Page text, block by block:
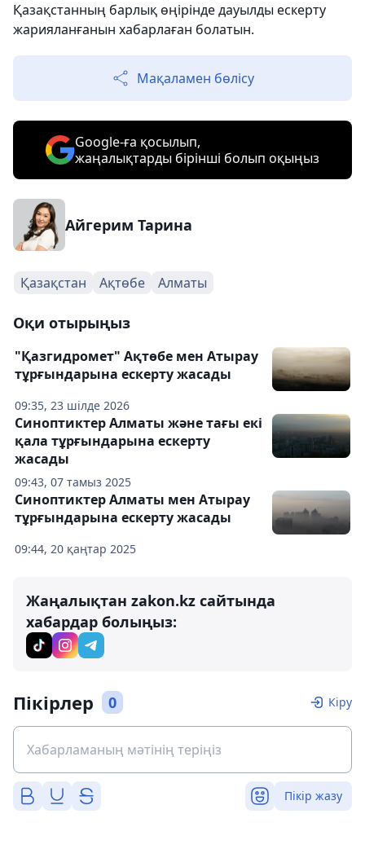
Қазақстанның барлық өңірінде дауылды ескерту
жарияланғанын хабарлаған болатын.
Мақаламен бөлісу
Google-ға қосылып,
жаңалықтарды бірінші болып оқыңыз
Айгерим Тарина
Қазақстан Ақтөбе Алматы
Оқи отырыңыз
09:35, 23 шілде 2026
"Қазгидромет" Ақтөбе мен Атырау
тұрғындарына ескерту жасады
09:43, 07 тамыз 2025
Синоптиктер Алматы және тағы екі
қала тұрғындарына ескерту
жасады
09:44, 20 қаңтар 2025
Синоптиктер Алматы мен Атырау
тұрғындарына ескерту жасады
Жаңалықтан zakon.kz сайтында
хабардар болыңыз:
Пікірлер 0 Кіру
Пікір жазу